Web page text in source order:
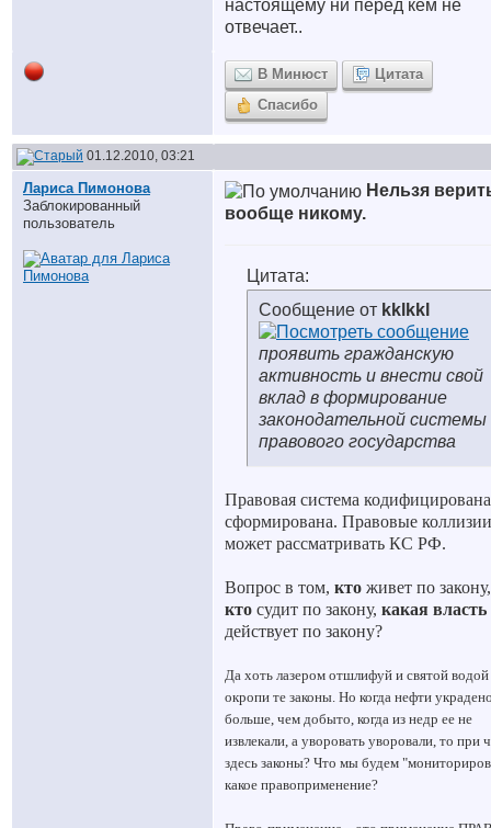
настоящему ни перед кем не
отвечает..
В Минюст
Цитата
Спасибо
01.12.2010, 03:21
Лариса Пимонова
Заблокированный
пользователь
Нельзя
вообще никому.
Цитата:
Сообщение от kklkkl
проявить гражданскую
активность и внести свой
вклад в формирование
законодательной системы
правового государства
Правовая система
сформирована. Правовые коллизии
может рассматривать КС РФ.
Вопрос в том, кто живет по закону,
кто судит по закону, какая власть
действует по закону?
Да хоть лазером отшлифуй и святой водой
окропи те законы. Но когда нефти
больше, чем добыто, когда из недр ее не
извлекали, а уворовать уворовали, то при
здесь законы? Что мы будем
какое правоприменение?